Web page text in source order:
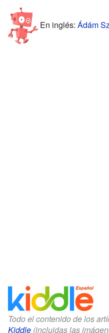
En inglés: Ádám
Todo el contenido de los
Kiddle (incluidas las